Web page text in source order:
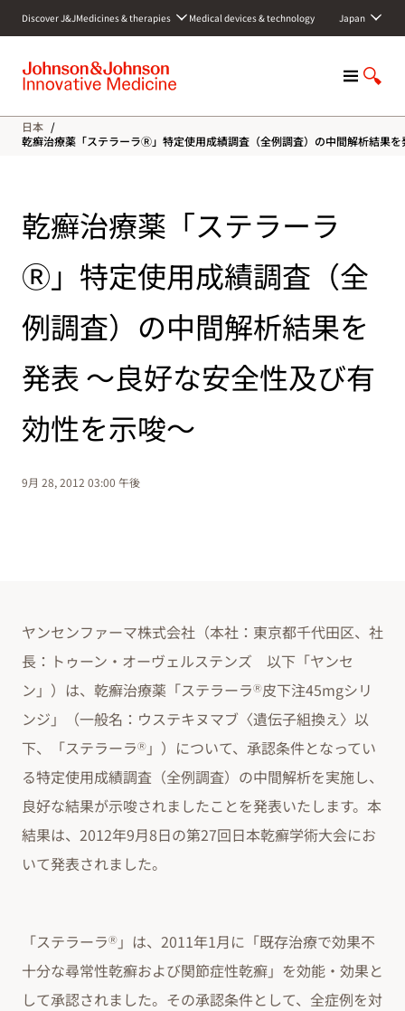
c
Discover J&JMedicines & therapies Medical devices & technology Japan
M
n
u
S
o
w
日本 /
乾癬治療薬「ステラーラⓇ」特定使用成績調査（全例調査）の中間解析結果
乾癬治療薬「ステラーラ
Ⓡ」特定使用成績調査（全
例調査）の中間解析結果を
発表 ～良好な安全性及び有
効性を示唆～
9月 28, 2012 03:00 午後
ヤンセンファーマ株式会社（本社：東京都千代田区、社
長：トゥーン・オーヴェルステンズ 以下「ヤンセ
ン」）は、乾癬治療薬「ステラーラⓇ皮下注45mgシリ
ンジ」（一般名：ウステキヌマブ〈遺伝子組換え〉以
下、「ステラーラⓇ 」）について、承認条件となってい
る特定使用成績調査（全例調査）の中間解析を実施し、
良好な結果が示唆されましたことを発表いたします。本
結果は、2012年9月8日の第27回日本乾癬学術大会にお
いて発表されました。
「ステラーラⓇ 」は、2011年1月に「既存治療で効果不
十分な尋常性乾癬および関節症性乾癬」を効能・効果と
して承認されました。その承認条件として、全症例を対